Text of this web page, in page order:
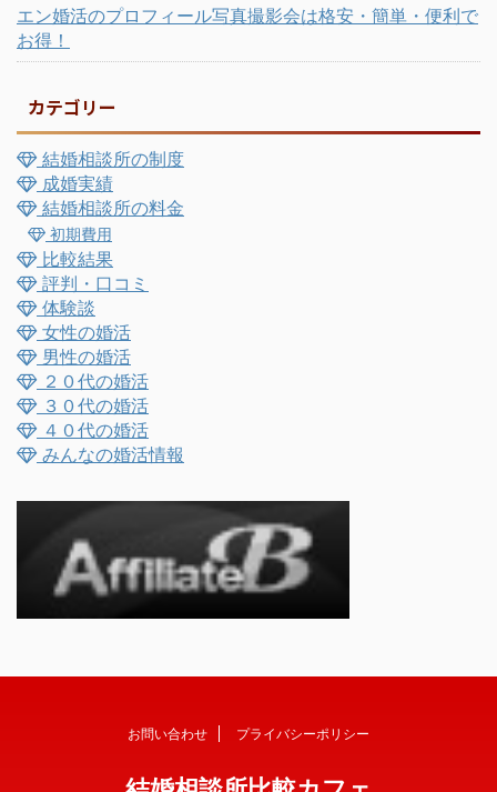
エン婚活のプロフィール写真撮影会は格安・簡単・便利で
お得！
カテゴリー
結婚相談所の制度
成婚実績
結婚相談所の料金
初期費用
比較結果
評判・口コミ
体験談
女性の婚活
男性の婚活
２０代の婚活
３０代の婚活
４０代の婚活
みんなの婚活情報
お問い合わせ プライバシーポリシー